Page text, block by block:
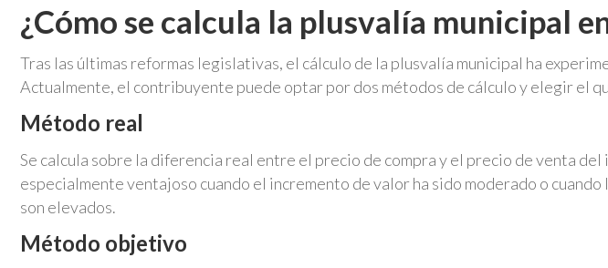
¿Cómo se calcula la plusvalía municipal
Tras las últimas reformas legislativas, el cálculo de la plusvalía municipal ha
Actualmente, el contribuyente puede optar por dos métodos de cálculo y elegir el
Método real
Se calcula sobre la diferencia real entre el precio de compra y el precio de venta del
especialmente ventajoso cuando el incremento de valor ha sido moderado o
son elevados.
Método objetivo